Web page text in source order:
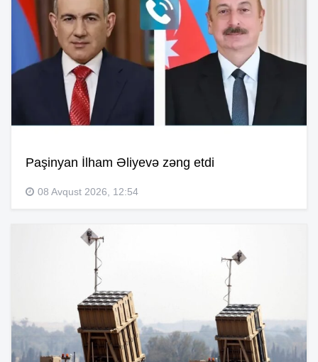
Paşinyan İlham Əliyevə zəng etdi
08 Avqust 2026, 12:54